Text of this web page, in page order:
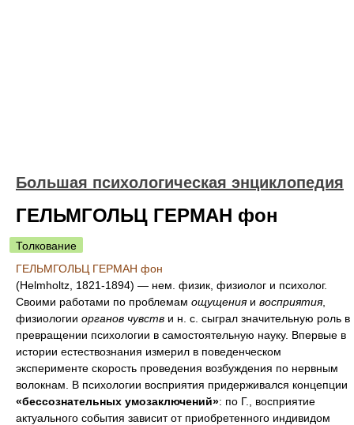
Большая психологическая энциклопедия
ГЕЛЬМГОЛЬЦ ГЕРМАН фон
Толкование
ГЕЛЬМГОЛЬЦ ГЕРМАН фон
(Helmholtz, 1821-1894) — нем. физик, физиолог и психолог.
Своими работами по проблемам ощущения и восприятия,
физиологии органов чувств и н. с. сыграл значительную роль в
превращении психологии в самостоятельную науку. Впервые в
истории естествознания измерил в поведенческом
эксперименте скорость проведения возбуждения по нервным
волокнам. В психологии восприятия придерживался концепции
«бессознательных умозаключений»: по Г., восприятие
актуального события зависит от приобретенного индивидом